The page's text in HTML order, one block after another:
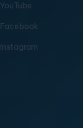
YouTube
Facebook
Instagram